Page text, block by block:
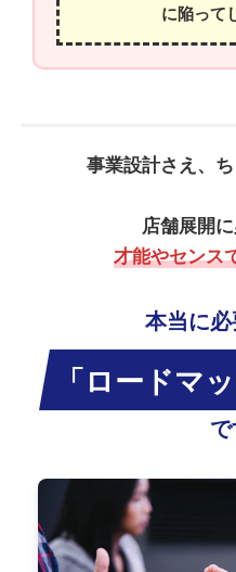
に陥って
事業設計さえ、
店舗展開に
才能やセンス
本当に必
「ロードマ
で